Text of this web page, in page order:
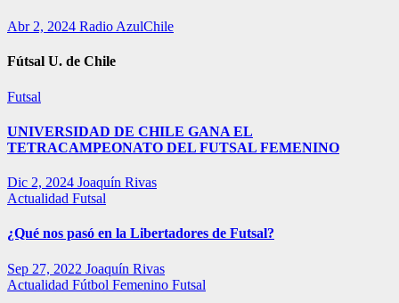
Abr 2, 2024 Radio AzulChile
Fútsal U. de Chile
Futsal
UNIVERSIDAD DE CHILE GANA EL
TETRACAMPEONATO DEL FUTSAL FEMENINO
Dic 2, 2024 Joaquín Rivas
Actualidad Futsal
¿Qué nos pasó en la Libertadores de Futsal?
Sep 27, 2022 Joaquín Rivas
Actualidad Fútbol Femenino Futsal